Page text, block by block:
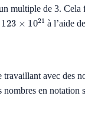
multiple de 3. Cela
123 1021à l’aide
avec des
en notation